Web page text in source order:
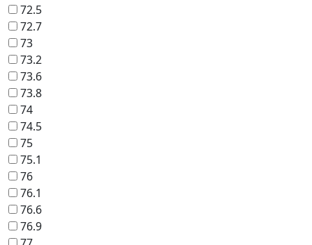
72.5
72.7
73
73.2
73.6
73.8
74
74.5
75
75.1
76
76.1
76.6
76.9